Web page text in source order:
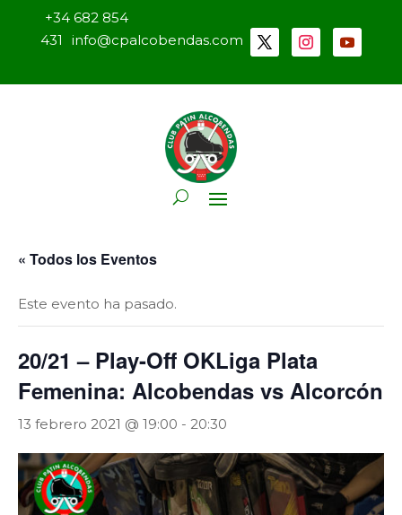
+34 682 854
431
info@cpalcobendas.com
« Todos los Eventos
Este evento ha pasado.
20/21 – Play-Off OKLiga Plata
Femenina: Alcobendas vs Alcorcón
13 febrero 2021 @ 19:00 - 20:30